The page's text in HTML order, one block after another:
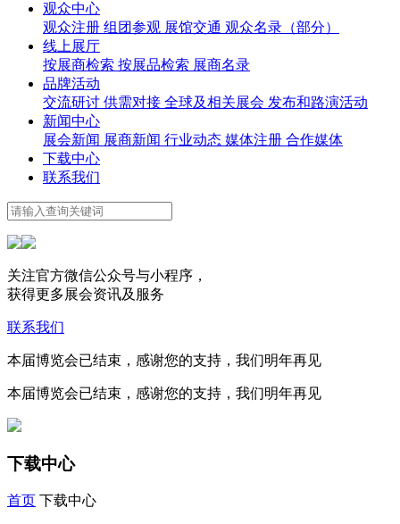
观众中心
观众注册 组团参观 展馆交通 观众名录（部分）
线上展厅
按展商检索 按展品检索 展商名录
品牌活动
交流研讨 供需对接 全球及相关展会 发布和路演活动
新闻中心
展会新闻 展商新闻 行业动态 媒体注册 合作媒体
下载中心
联系我们
关注官方微信公众号与小程序，
获得更多展会资讯及服务
联系我们
本届博览会已结束，感谢您的支持，我们明年再见
本届博览会已结束，感谢您的支持，我们明年再见
下载中心
首页 下载中心